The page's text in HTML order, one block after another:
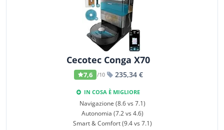
Cecotec Conga X70
7,6 /10 235,34 €
IN COSA È MIGLIORE
Navigazione (8.6 vs 7.1)
Autonomia (7.2 vs 4.6)
Smart & Comfort (9.4 vs 7.1)